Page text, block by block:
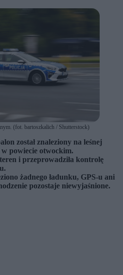
(fot. bartoszkalich / Shutterstock)
został znaleziony na leśnej
powiecie otwockim.
i przeprowadziła kontrolę
żadnego ładunku, GPS-u ani
pozostaje niewyjaśnione.